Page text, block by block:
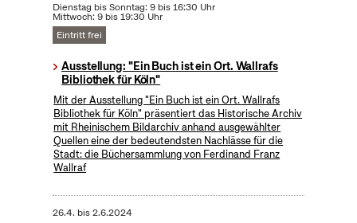
Dienstag bis Sonntag: 9 bis 16:30 Uhr
Mittwoch: 9 bis 19:30 Uhr
Eintritt frei
Ausstellung: "Ein Buch ist ein Ort. Wallrafs
Bibliothek für Köln"
Mit der Ausstellung "Ein Buch ist ein Ort. Wallrafs
Bibliothek für Köln" präsentiert das Historische Archiv
mit Rheinischem Bildarchiv anhand ausgewählter
Quellen eine der bedeutendsten Nachlässe für die
Stadt: die Büchersammlung von Ferdinand Franz
Wallraf
26.4. bis2.6.2024